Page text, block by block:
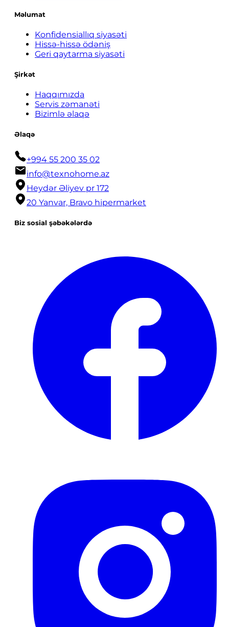
Məlumat
Konfidensiallıq siyasəti
Hissə-hissə ödəniş
Geri qaytarma siyasəti
Şirkət
Haqqımızda
Servis zəmanəti
Bizimlə əlaqə
Əlaqə
+994 55 200 35 02
info@texnohome.az
Heydər Əliyev pr 172
20 Yanvar, Bravo hipermarket
Biz sosial şəbəkələrdə